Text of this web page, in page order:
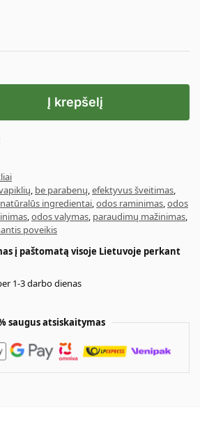
Į krepšelį
, be parabenų,efektyvus šveitimas,
natūralūs ingredientai,odos raminimas,odos
,odos valymas, paraudimų mažinimas,
poveikis
į paštomatą visoje Lietuvoje perkant
1-3 darbo dienas
saugus atsiskaitymas